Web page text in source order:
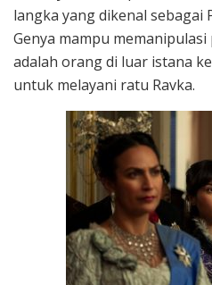
langka yang dikenal sebagai
Genya mampu
adalah orang di luar istana
untuk melayani ratu Ravka.